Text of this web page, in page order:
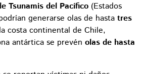
Tsunamis del Pacífico (Estados
generarse olas de hasta tres
costa continental de Chile,
antártica se prevén olas de hasta